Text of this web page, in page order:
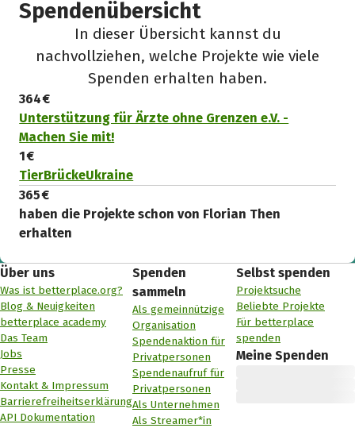
Spendenübersicht
In dieser Übersicht kannst du
nachvollziehen, welche Projekte wie viele
Spenden erhalten haben.
364 €
Unterstützung für Ärzte ohne Grenzen e.V. -
Machen Sie mit!
1 €
TierBrückeUkraine
365 €
haben die Projekte schon von Florian Then
erhalten
Über uns
Was ist betterplace.org?
Blog & Neuigkeiten
betterplace academy
Das Team
Jobs
Presse
Kontakt & Impressum
Barrierefreiheitserklärung
API Dokumentation
Spenden
sammeln
Als gemeinnützige
Organisation
Spendenaktion für
Privatpersonen
Spendenaufruf für
Privatpersonen
Als Unternehmen
Als Streamer*in
Selbst spenden
Projektsuche
Beliebte Projekte
Für betterplace
spenden
Meine Spenden